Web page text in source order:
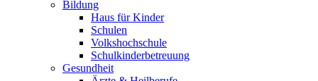
Bildung
Haus für Kinder
Schulen
Volkshochschule
Schulkinderbetreuung
Gesundheit